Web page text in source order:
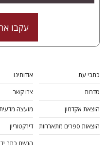
עקבו
כתבי עת
סדרות
הוצאת אקדמון
הוצאות ספרים מתארחות
אודותינו
צרו קשר
מועצה
דירקטוריון
הגשת כתב יד